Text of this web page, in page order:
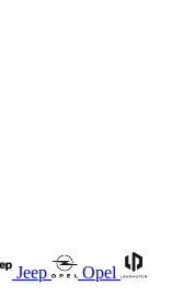
Jeep
Opel